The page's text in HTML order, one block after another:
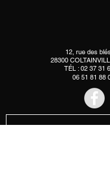
12, rue des
28300
TÉL : 02 37 31
06 51 81 88